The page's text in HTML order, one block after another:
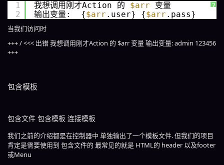
?
1
2
我想调用刚才Action 的 $arr
变量
输出变量:  {$arr .user} {$arr .pass}
当我们访问时
+++ / <<< 出错 我想调用刚才Action 的 $arr 变量 输出变量: admin 123456
+++
包含模板
包含文件 包含模板 连接模板
我们之前的介绍都是在控制器中 单独输出了一个模板文件. 但我们的项目
肯定是需要使用到 包含文件的 最常见的就是 HTML的 header 以及footer
或Menu